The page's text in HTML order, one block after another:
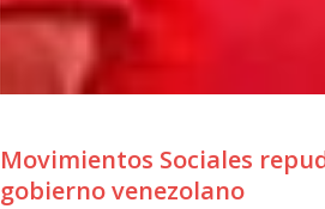
Movimientos Sociales
gobierno venezolano